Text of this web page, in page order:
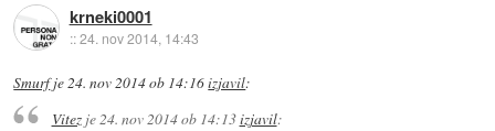
krneki0001
::24. nov 2014, 14:43
Smurfje24. nov 2014 ob 14:16izjavil:
Vitezje24. nov 2014 ob 14:13izjavil: